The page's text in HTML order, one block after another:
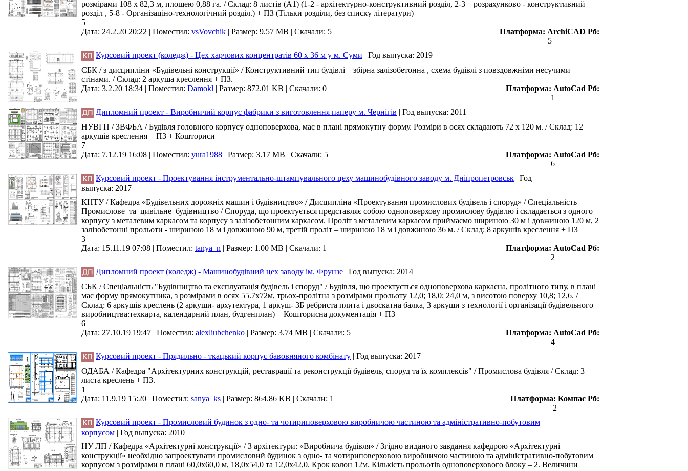
розмірами 108 х 82,3 м, площею 0,88 га. / Склад: 8 листів (А1) (1-2 - архітектурно-конструктивний розділ, 2-3 – розрахунково - конструктивний
розділ , 5-8 - Організаціно-технологічний розділ.) + ПЗ (Тільки розділи, без списку літератури)
5
Дата: 24.2.20 20:22 | Поместил: vsVovchik | Размер: 9.57 MB | Скачали: 5 Платформа: ArchiCAD Рб:
5
Курсовий проект (коледж) - Цех харчових концентратів 60 х 36 м у м. Суми | Год выпуска: 2019
СБК / з дисципліни «Будівельні конструкції» / Конструктивний тип будівлі – збірна залізобетонна , схема будівлі з повздовжніми несучими
стінами. / Склад: 2 аркуша креслення + ПЗ.
Дата: 3.2.20 18:34 | Поместил: Damokl | Размер: 872.01 KB | Скачали: 0 Платформа: AutoCad Рб:
1
Дипломний проект - Виробничий корпус фабрики з виготовлення паперу м. Чернігів | Год выпуска: 2011
НУВГП / ЗВФБА / Будівля головного корпусу одноповерхова, має в плані прямокутну форму. Розміри в осях складають 72 х 120 м. / Склад: 12
аркушів креслення + ПЗ + Кошториси
7
Дата: 7.12.19 16:08 | Поместил: yura1988 | Размер: 3.17 MB | Скачали: 5 Платформа: AutoCad Рб:
6
Курсовий проект - Проектування інструментально-штампувального цеху машинобудівного заводу м. Дніпропетровськ | Год
выпуска: 2017
КНТУ / Кафедра «Будівельних дорожніх машин і будівництво» / Дисципліна «Проектування промислових будівель і споруд» / Спеціальність
Промислове_та_цивільне_будівництво / Споруда, що проектується представляє собою одноповерхову промислову будівлю і складається з одного
корпусу з металевим каркасом та корпусу з залізобетонним каркасом. Проліт з металевим каркасом приймаємо шириною 30 м і довжиною 120 м, 2
залізобетонні прольоти - шириною 18 м і довжиною 90 м, третій проліт – шириною 18 м і довжиною 36 м. / Склад: 8 аркушів креслення + ПЗ
3
Дата: 15.11.19 07:08 | Поместил: tanya_n | Размер: 1.00 MB | Скачали: 1 Платформа: AutoCad Рб:
2
Дипломний проект (коледж) - Машинобудівний цех заводу ім. Фрунзе | Год выпуска: 2014
СБК / Спеціальність "Будівництво та експлуатація будівель і споруд" / Будівля, що проектується одноповерхова каркасна, пролітного типу, в плані
має форму прямокутника, з розмірами в осях 55.7х72м, трьох-пролітна з розмірами прольоту 12,0; 18,0; 24,0 м, з висотою поверху 10,8; 12,6. /
Склад: 6 аркушів креслень (2 аркуши- архутектура, 1 аркуш- ЗБ ребриста плита і двоскатна балка, 3 аркуши з технології і організації будівельного
виробництва:техкарта, календарний план, будгенплан) + Кошторисна документація + ПЗ
6
Дата: 27.10.19 19:47 | Поместил: alexliubchenko | Размер: 3.74 MB | Скачали: 5 Платформа: AutoCad Рб:
4
Курсовий проект - Прядильно - ткацький корпус бавовняного комбінату | Год выпуска: 2017
ОДАБА / Кафедра "Архітектурних конструкцій, реставрації та реконструкції будівель, споруд та їх комплексів" / Промислова будівля / Склад: 3
листа креслень + ПЗ.
1
Дата: 11.9.19 15:20 | Поместил: sanya_ks | Размер: 864.86 KB | Скачали: 1 Платформа: Компас Рб:
2
Курсовий проект - Промисловий будинок з одно- та чотириповерховою виробничою частиною та адміністративно-побутовим
корпусом | Год выпуска: 2010
НУ ЛП / Кафедра «Архітектурні конструкції» / З архітектури: «Виробнича будівля» / Згідно виданого завдання кафедрою «Архітектурні
конструкції» необхідно запроектувати промисловий будинок з одно- та чотириповерховою виробничою частиною та адміністративно-побутовим
корпусом з розмірами в плані 60,0х60,0 м, 18,0х54,0 та 12,0х42,0. Крок колон 12м. Кількість прольотів одноповерхового блоку – 2. Величини